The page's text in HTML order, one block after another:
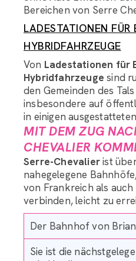
Bereichen von Serre
LADESTATIONEN FÜR
HYBRIDFAHRZEUGE
Von Ladestationen für
Hybridfahrzeuge sind
den Gemeinden des
insbesondere auf
in einigen
MIT DEM ZUG
CHEVALIER
Serre-Chevalierist
nahegelegene
von Frankreich als auch
verbinden, leicht zu
Der Bahnhof von
Sie ist die